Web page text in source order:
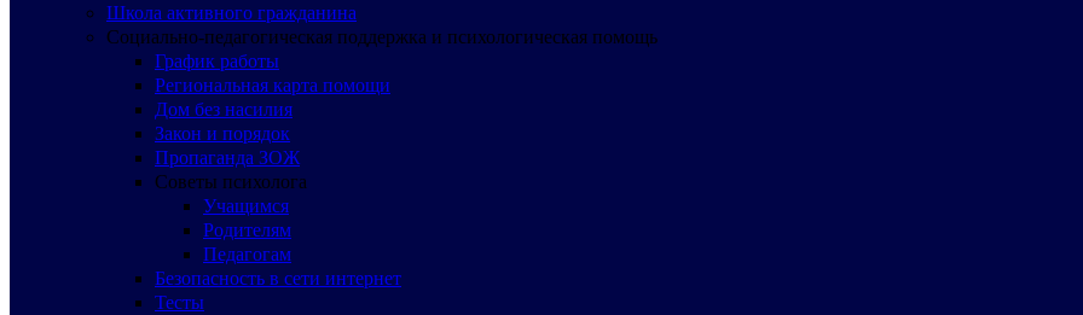
Школа активного гражданина
Социально-педагогическая поддержка и психологическая помощь
График работы
Региональная карта помощи
Дом без насилия
Закон и порядок
Пропаганда ЗОЖ
Советы психолога
Учащимся
Родителям
Педагогам
Безопасность в сети интернет
Тесты